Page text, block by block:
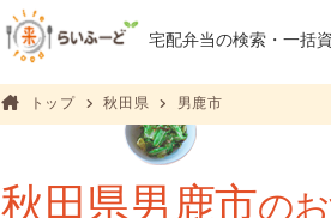
宅配弁当の検索・一括
トップ 秋田県 男鹿市
秋田県男鹿市の